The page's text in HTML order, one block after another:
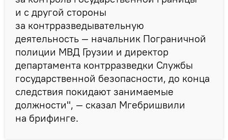
и с другой стороны
за контрразведывательную
деятельность — начальник Пограничной
полиции МВД Грузии и директор
департамента контрразведки Службы
государственной безопасности, до конца
следствия покидают занимаемые
должности", — сказал Мгебришвили
на брифинге.